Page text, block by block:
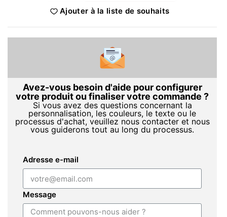
Ajouter à la liste de souhaits
Avez-vous besoin d'aide pour configurer
votre produit ou finaliser votre commande ?
Si vous avez des questions concernant la
personnalisation, les couleurs, le texte ou le
processus d'achat, veuillez nous contacter et nous
vous guiderons tout au long du processus.
Adresse e-mail
Message